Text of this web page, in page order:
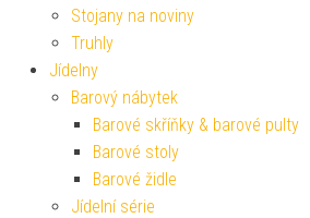
Stojany na noviny
Truhly
Jídelny
Barový nábytek
Barové skříňky & barové pulty
Barové stoly
Barové židle
Jídelní série